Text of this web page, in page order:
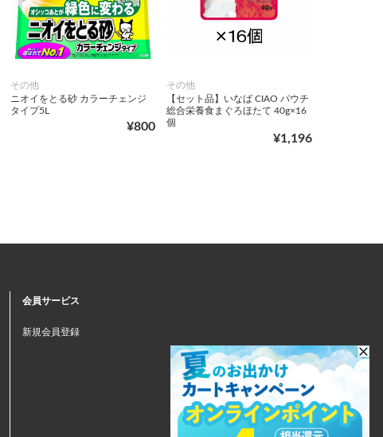
その他
ニオイをとる砂 カラーチェンジ
タイプ5L
¥800
その他
【セット品】いなば CIAO パウチ
総合栄養食まぐろほたて 40g×16
個
¥1,196
会員サービス
新規会員登録